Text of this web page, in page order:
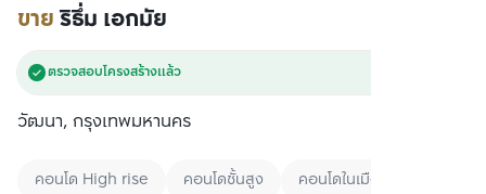
ขายริธึ่ม เอกมัย
ตรวจสอบโครงสร้างแล้ว
วัฒนา, กรุงเทพมหานคร
คอนโด High rise คอนโดชั้นสูง คอนโดในเมือง